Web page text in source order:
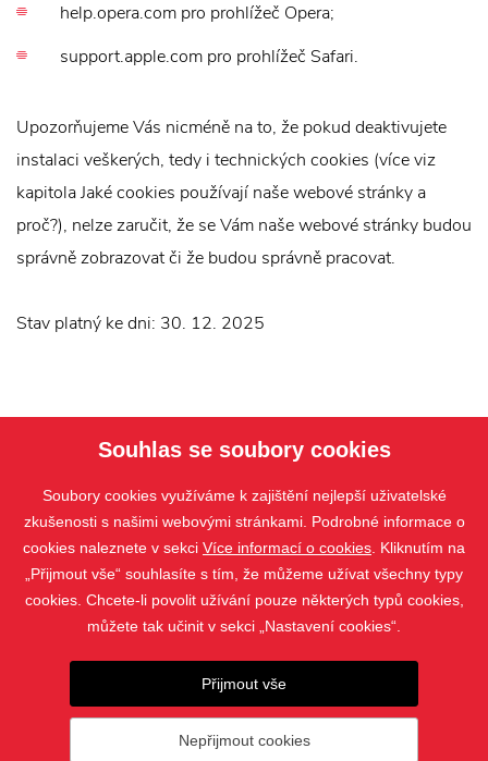
help.opera.com pro prohlížeč Opera;
support.apple.com pro prohlížeč Safari.
Upozorňujeme Vás nicméně na to, že pokud deaktivujete
instalaci veškerých, tedy i technických cookies (více viz
kapitola Jaké cookies používají naše webové stránky a
proč?), nelze zaručit, že se Vám naše webové stránky budou
správně zobrazovat či že budou správně pracovat.
Stav platný ke dni: 30. 12. 2025
PRODUKTY
Souhlas se soubory cookies
Soubory cookies využíváme k zajištění nejlepší uživatelské
zkušenosti s našimi webovými stránkami. Podrobné informace o
cookies naleznete v sekci Více informací o cookies . Kliknutím na
„Přijmout vše“ souhlasíte s tím, že můžeme užívat všechny typy
cookies. Chcete-li povolit užívání pouze některých typů cookies,
můžete tak učinit v sekci „Nastavení cookies“.
Přijmout vše
Nepřijmout cookies